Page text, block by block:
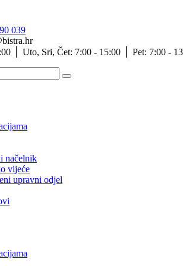
039
⎪ Uto, Sri, Čet: 7:00 - 15:00 ⎪ Pet: 7:00 -
načelnik
vijeće
upravni odjel